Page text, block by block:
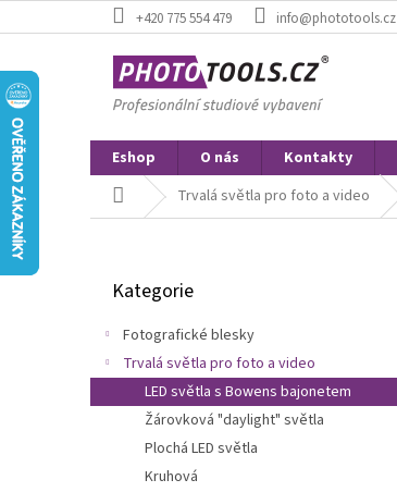
na
+420 775 554 479 info@phototools.cz
Eshop O nás Kontakty
Domů Trvalá světla pro foto a video
n
kategorie
Kategorie
Fotografické blesky
Trvalá světla pro foto a video
LED světla s Bowens bajonetem
Žárovková "daylight" světla
Plochá LED světla
Kruhová